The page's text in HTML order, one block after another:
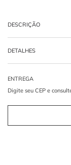
DESCRIÇÃO
Calça pantalona
posteriores.
O que a
Pernas largas e
Para que tipo
DETALHES